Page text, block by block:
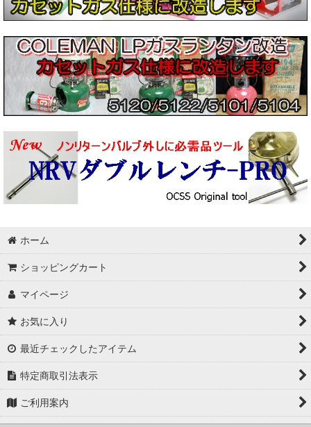
ホーム
ショッピングカート
マイページ
お気に入り
最近チェックしたアイテム
特定商取引法表示
ご利用案内